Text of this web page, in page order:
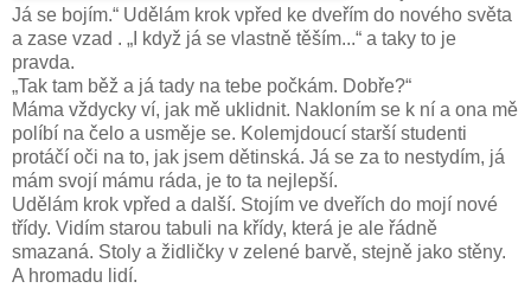
Já se bojím.“ Udělám krok vpřed ke dveřím do nového světa
a zase vzad . „I když já se vlastně těším...“ a taky to je
pravda.
„Tak tam běž a já tady na tebe počkám. Dobře?“
Máma vždycky ví, jak mě uklidnit. Nakloním se k ní a ona mě
políbí na čelo a usměje se. Kolemjdoucí starší studenti
protáčí oči na to, jak jsem dětinská. Já se za to nestydím, já
mám svojí mámu ráda, je to ta nejlepší.
Udělám krok vpřed a další. Stojím ve dveřích do mojí nové
třídy. Vidím starou tabuli na křídy, která je ale řádně
smazaná. Stoly a židličky v zelené barvě, stejně jako stěny.
A hromadu lidí.